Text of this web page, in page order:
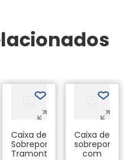
Caixa de
Sobrepor
Tramontina
Caixa de
sobrepor
com